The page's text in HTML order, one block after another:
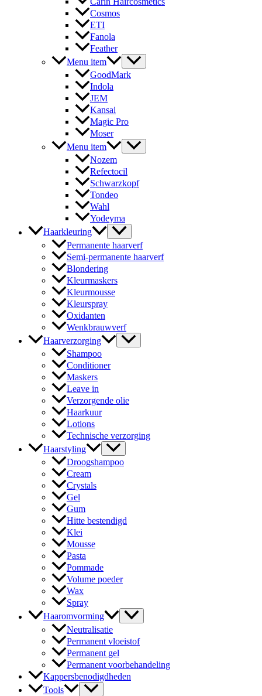
Cosmos
ETI
Fanola
Feather
Menu item
GoodMark
Indola
JEM
Kansai
Magic Pro
Moser
Menu item
Nozem
Refectocil
Schwarzkopf
Tondeo
Wahl
Yodeyma
Haarkleuring
Permanente haarverf
Semi-permanente haarverf
Blondering
Kleurmaskers
Kleurmousse
Kleurspray
Oxidanten
Wenkbrauwverf
Haarverzorging
Shampoo
Conditioner
Maskers
Leave in
Verzorgende olie
Haarkuur
Lotions
Technische verzorging
Haarstyling
Droogshampoo
Cream
Crystals
Gel
Gum
Hitte bestendigd
Klei
Mousse
Pasta
Pommade
Volume poeder
Wax
Spray
Haaromvorming
Neutralisatie
Permanent vloeistof
Permanent gel
Permanent voorbehandeling
Kappersbenodigdheden
Tools